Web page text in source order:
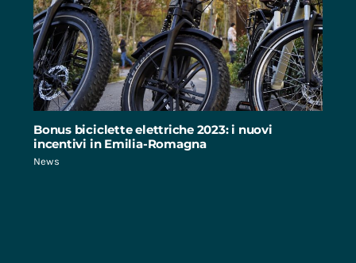
Bonus biciclette elettriche 2023: i nuovi
incentivi in Emilia-Romagna
News